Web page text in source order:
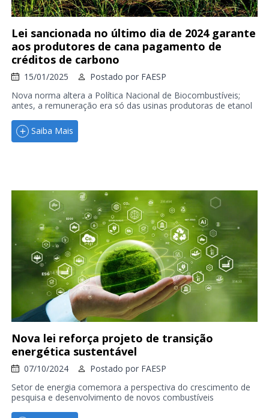
Lei sancionada no último dia de 2024 garante
aos produtores de cana pagamento de
créditos de carbono
15/01/2025 Postado por FAESP
Nova norma altera a Política Nacional de Biocombustíveis;
antes, a remuneração era só das usinas produtoras de etanol
Saiba Mais
Nova lei reforça projeto de transição
energética sustentável
07/10/2024 Postado por FAESP
Setor de energia comemora a perspectiva do crescimento de
pesquisa e desenvolvimento de novos combustíveis